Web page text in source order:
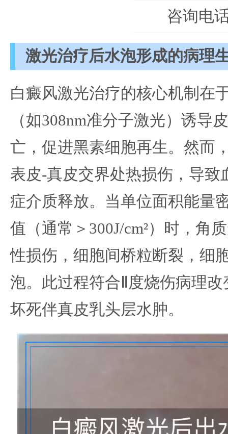
咨询电
激光治疗后水泡形成的病理
白癜风激光治疗的核心机制在
（如308nm准分子激光）诱导
亡，促进黑素细胞再生。然而
表皮-真皮交界处热损伤，导致
症介质释放。当单位面积能量
值（通常＞300J/cm²）时，角
性损伤，细胞间桥粒断裂，细
泡。此过程符合Ⅱ度烧伤病理
坏死伴真皮乳头层水肿。